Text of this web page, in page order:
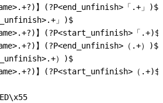
】(?P<end_unfinish>「.+」)$
」)$
】(?P<start_unfinish>「.+)$
】(?P<end_unfinish>（.+）)$
）)$
】(?P<start_unfinish>（.+)$